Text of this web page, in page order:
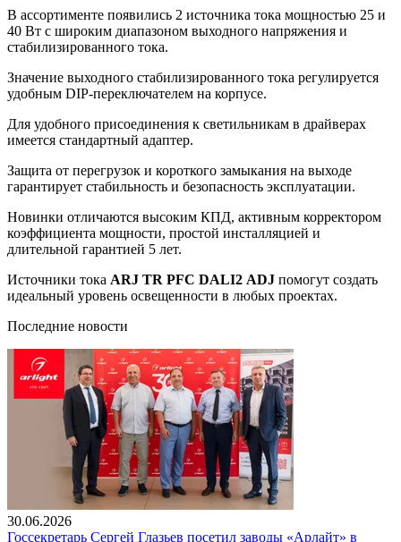
В ассортименте появились 2 источника тока мощностью 25 и
40 Вт с широким диапазоном выходного напряжения и
стабилизированного тока.
Значение выходного стабилизированного тока регулируется
удобным DIP-переключателем на корпусе.
Для удобного присоединения к светильникам в драйверах
имеется стандартный адаптер.
Защита от перегрузок и короткого замыкания на выходе
гарантирует стабильность и безопасность эксплуатации.
Новинки отличаются высоким КПД, активным корректором
коэффициента мощности, простой инсталляцией и
длительной гарантией 5 лет.
Источники тока ARJ TR PFC DALI2 ADJ помогут создать
идеальный уровень освещенности в любых проектах.
Последние новости
30.06.2026
Госсекретарь Сергей Глазьев посетил заводы «Арлайт» в